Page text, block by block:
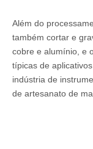
Além do
também cortar e
cobre e alumínio, e
típicas de
indústria de
de artesanato de